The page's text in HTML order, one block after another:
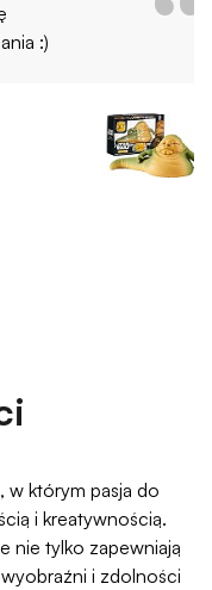
:)
którym pasja do
i kreatywnością.
nie tylko zapewniają
i zdolności